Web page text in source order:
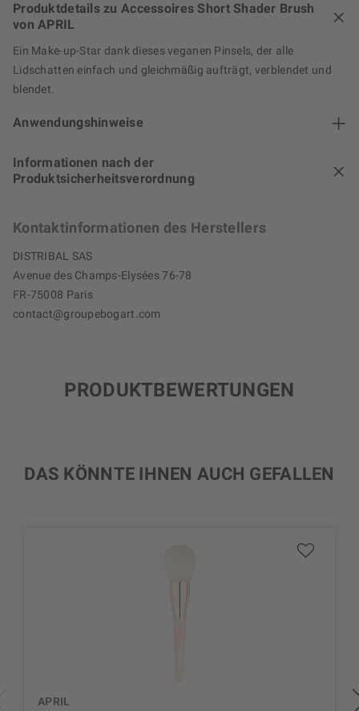
Produktdetails zu Accessoires Short Shader Brush
von APRIL
Ein Make-up-Star dank dieses veganen Pinsels, der alle
Lidschatten einfach und gleichmäßig aufträgt, verblendet und
blendet.
Anwendungshinweise
Informationen nach der
Produktsicherheitsverordnung
Kontaktinformationen des Herstellers
DISTRIBAL SAS
Avenue des Champs-Elysées 76-78
FR-75008 Paris
contact@groupebogart.com
PRODUKTBEWERTUNGEN
DAS KÖNNTE IHNEN AUCH GEFALLEN
APRIL